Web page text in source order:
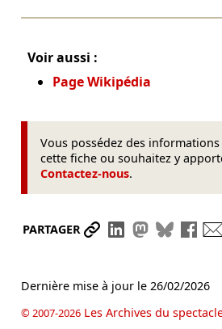
Voir aussi :
Page Wikipédia
Vous possédez des
cette fiche ou souhaitez y
Contactez-nous.
PARTAGER Partager le lien
Partager sur
Partager
Dernière mise à jour le 26/02/2026
© 2007-2026Les Archives du